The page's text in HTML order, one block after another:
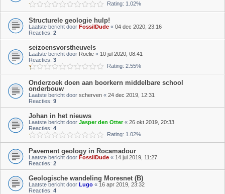
Rating: 1.02%
Structurele geologie hulp!
Laatste bericht door FossilDude « 04 dec 2020, 23:16
Reacties: 2
seizoensvorstheuvels
Laatste bericht door Roelie « 10 jul 2020, 08:41
Reacties: 3
Rating: 2.55%
Onderzoek doen aan boorkern middelbare school
onderbouw
Laatste bericht door scherven « 24 dec 2019, 12:31
Reacties: 9
Johan in het nieuws
Laatste bericht door Jasper den Otter« 26 okt 2019, 20:33
Reacties: 4
Rating: 1.02%
Pavement geology in Rocamadour
Laatste bericht door FossilDude « 14 jul 2019, 11:27
Reacties: 2
Geologische wandeling Moresnet (B)
Laatste bericht door Lugo « 16 apr 2019, 23:32
Reacties: 4